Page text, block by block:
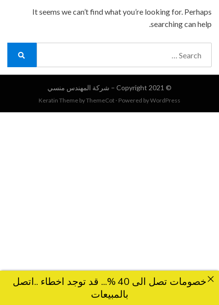
It seems we can’t find what you’re looking for. Perhaps
searching can help.
© Copyright 2021 – شركة المهندس منسي
Keratin Theme byThemeCot ⋅ Powered byWordPress
خصومات تصل الى 40 %... قد توجد اخطاء ..اتصل
بالمبيعات